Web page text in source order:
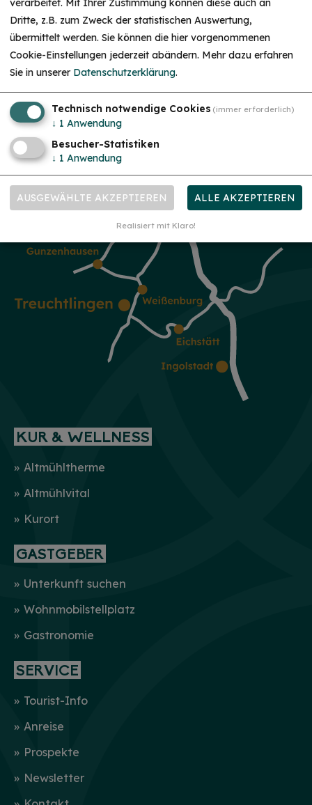
KUR & WELLNESS
Altmühltherme
Altmühlvital
Kurort
GASTGEBER
Unterkunft suchen
Wohnmobilstellplatz
Gastronomie
SERVICE
Tourist-Info
Anreise
Prospekte
Newsletter
HINWEIS
Christkind & Engel gesucht!
Wir suchen dich als Christkind oder Engel. Hast
du Lust das Gesicht der Treuchtlinger
Lächeln ins Gesicht zu zaubern und Freude und
Herzlichkeit auszustrahlen? Dann melde dich
gerne bei uns!...mehr
verarbeitet. Mit Ihrer Zustimmung können diese auch an
Dritte, z.B. zum Zweck der statistischen Auswertung,
übermittelt werden. Sie können die hier vorgenommenen
Cookie-Einstellungen jederzeit abändern. Mehr dazu erfahren
Sie in unserer Datenschutzerklärung.
Technisch notwendige Cookies (immer erforderlich)
↓ 1 Anwendung
Besucher-Statistiken
↓ 1 Anwendung
AUSGEWÄHLTE AKZEPTIEREN ALLE AKZEPTIEREN
Realisiert mit Klaro!